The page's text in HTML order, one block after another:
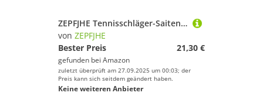
ZEPFJHE Tennisschläger-Saitenmaschine, Badminton-Saitenklemme, 3/4-Federstarter, Spannwerkzeug, Ausrüstung für dauerhaften Federstart, Saitenwerkzeug für Badmintonschläger
von ZEPFJHE
Bester Preis
21,30 €
gefunden bei Amazon
zuletzt überprüft am 27.09.2025 um 00:03; der
Preis kann sich seitdem geändert haben.
Keine weiteren Anbieter